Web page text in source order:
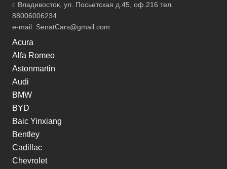
г. Владивосток, ул. Посьетская д.45, оф.216 тел.
88006006234
e-mail: SenatCars@gmail.com
Acura
Alfa Romeo
Astonmartin
Audi
BMW
BYD
Baic Yinxiang
Bentley
Cadillac
Chevrolet